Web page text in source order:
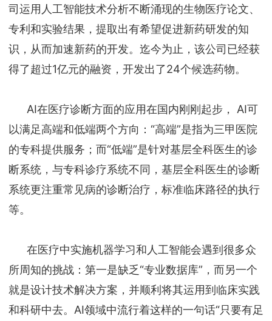
司运用人工智能技术分析不断涌现的生物医疗论文、
专利和实验结果，提取出有希望促进新药研发的知
识，从而加速新药的开发。迄今为止，该公司已经获
得了超过1亿元的融资，开发出了24个候选药物。
AI在医疗诊断方面的应用在国内刚刚起步， AI可
以满足高端和低端两个方向：“高端”是指为三甲医院
的专科提供服务；而“低端”是针对基层全科医生的诊
断系统，与专科诊疗系统不同，基层全科医生的诊断
系统更注重常见病的诊断治疗，标准临床路径的执行
等。
在医疗中实施机器学习和人工智能会遇到很多众
所周知的挑战：第一是缺乏“专业数据库”，而另一个
就是设计技术解决方案，并顺利将其运用到临床实践
和科研中去。AI领域中流行着这样的一句话“只要有足